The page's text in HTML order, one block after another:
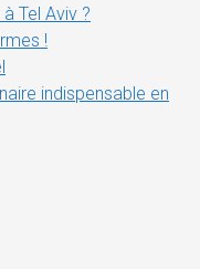
Tel Aviv ?
!
indispensable en